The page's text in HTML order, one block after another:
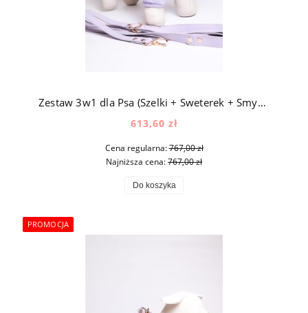
Zestaw 3w1 dla Psa (Szelki + Sweterek + Smycz ) Jedwab - Fioletowy
613,60 zł
Cena regularna:767,00 zł
Najniższa cena:767,00 zł
Do koszyka
PROMOCJA